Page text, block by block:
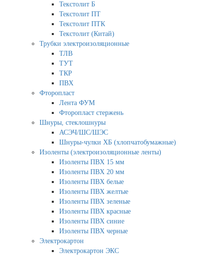
Текстолит Б
Текстолит ПТ
Текстолит ПТК
Текстолит (Китай)
Трубки электроизоляционные
ТЛВ
ТУТ
ТКР
ПВХ
Фторопласт
Лента ФУМ
Фторопласт стержень
Шнуры, стеклошнуры
АСЭЧ/ШС/ШЭС
Шнуры-чулки ХБ (хлопчатобумажные)
Изоленты (электроизоляционные ленты)
Изоленты ПВХ 15 мм
Изоленты ПВХ 20 мм
Изоленты ПВХ белые
Изоленты ПВХ желтые
Изоленты ПВХ зеленые
Изоленты ПВХ красные
Изоленты ПВХ синие
Изоленты ПВХ черные
Электрокартон
Электрокартон ЭКС